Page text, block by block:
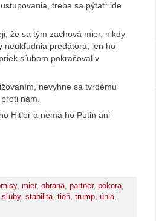
treba sa pýtať: ide
že sa tým zachová mier, nikdy
neukľudnia predátora, len ho
sľubom pokračoval v
nevyhne sa tvrdému
nám.
Hitler a nemá ho Putin ani
, mier, obrana partner, pokora
sľuby, stabilita tieň trump únia